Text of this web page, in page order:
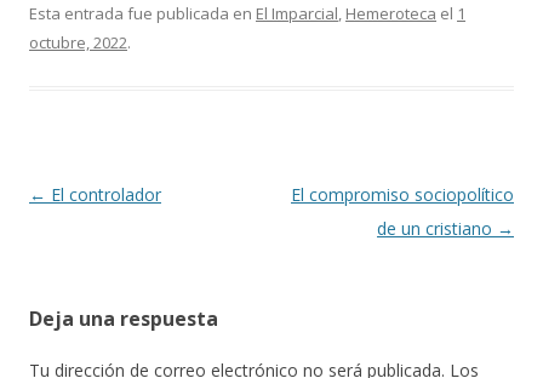
Esta entrada fue publicada en El Imparcial, Hemeroteca el 1
octubre, 2022.
Navegación
← El controlador
El compromiso sociopolítico
de un cristiano →
Deja una respuesta
Tu dirección de correo electrónico no será publicada. Los